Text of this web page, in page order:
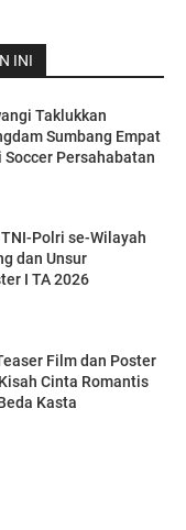
INI
Taklukkan
Sumbang Empat
Persahabatan
Polri se-Wilayah
dan Unsur
I TA 2026
Film dan Poster
Cinta Romantis
Kasta